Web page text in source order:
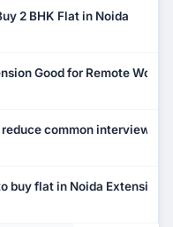
2 BHK Flat in Noida
Good for Remote Work?
common interview
buy flat in Noida Extension?